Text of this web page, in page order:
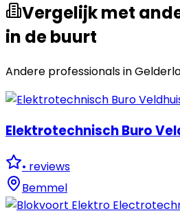
Vergelijk met
in de buurt
Andere professionals in
Elektrotechnisch Buro
• reviews
Bemmel